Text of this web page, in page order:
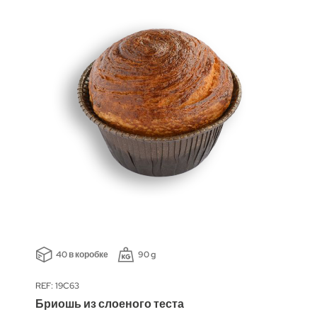
40 в коробке 90 g
REF: 19C63
Бриошь из слоеного теста